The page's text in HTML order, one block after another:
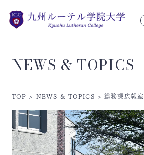
NEWS & TOPICS
TOP > NEWS & TOPICS >総務課広報室